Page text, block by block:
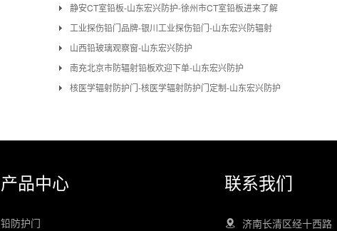
静安CT室铅板-山东宏兴防护-徐州市CT室铅板进来了解
工业探伤铅门品牌-银川工业探伤铅门-山东宏兴防辐射
山西铅玻璃观察窗-山东宏兴防护
南充北京市防辐射铅板欢迎下单-山东宏兴防护
核医学辐射防护门-核医学辐射防护门定制-山东宏兴防护
产品中心
铅防护门
联系我们
济南长清区经十西路